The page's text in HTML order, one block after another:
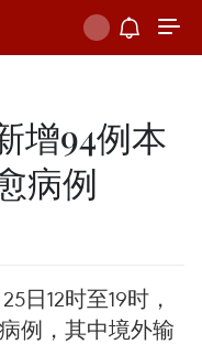
增94例本
病例
日12时至19时，
例，其中境外输